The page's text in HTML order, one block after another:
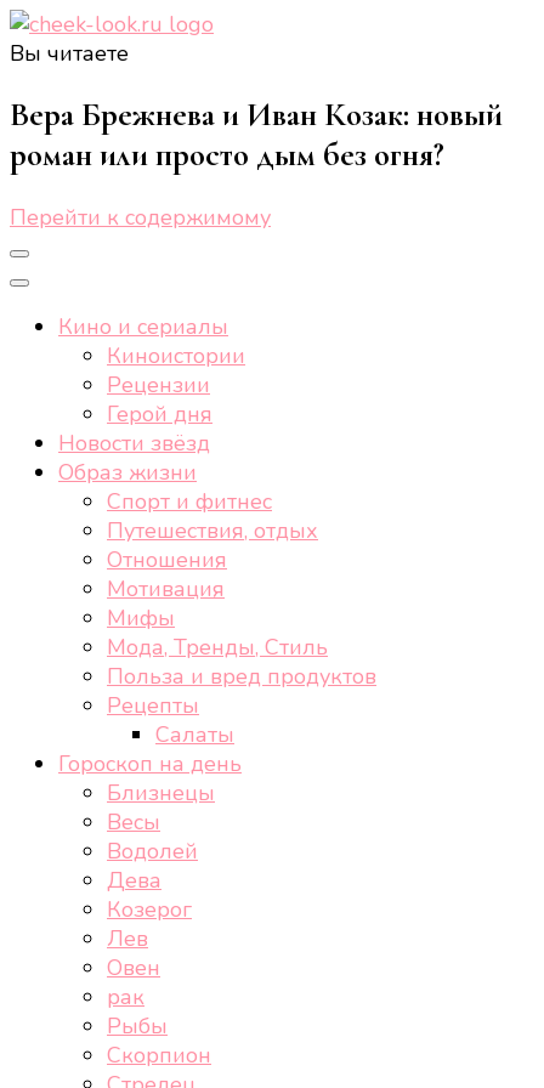
здоровом образе жизни, спорте, стиле, отдыхе и
еде.
Вы читаете
Вера Брежнева и Иван Козак: новый
роман или просто дым без огня?
Перейти к содержимому
Кино и сериалы
Киноистории
Рецензии
Герой дня
Новости звёзд
Образ жизни
Спорт и фитнес
Путешествия, отдых
Отношения
Мотивация
Мифы
Мода, Тренды, Стиль
Польза и вред продуктов
Рецепты
Салаты
Гороскоп на день
Близнецы
Весы
Водолей
Дева
Козерог
Лев
Овен
рак
Рыбы
Скорпион